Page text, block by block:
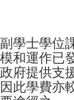
學士學位
和運作已
府提供支
此學費亦